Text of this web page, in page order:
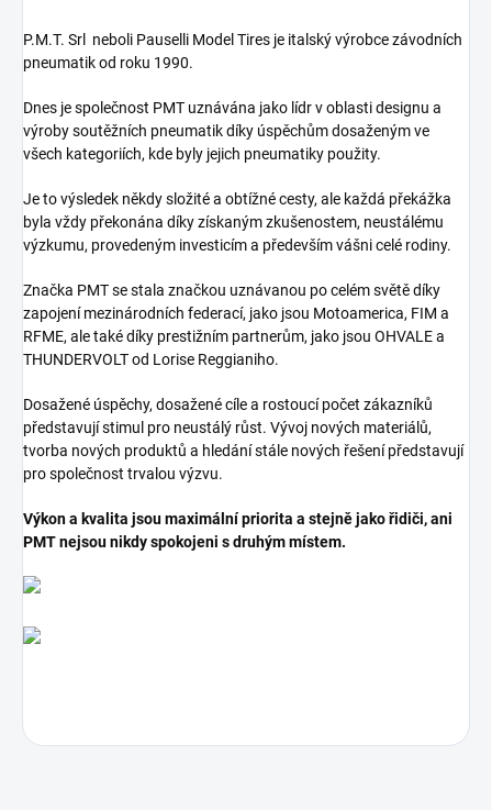
P.M.T. Srl neboli Pauselli Model Tires je italský výrobce závodních
pneumatik od roku 1990.
Dnes je společnost PMT uznávána jako lídr v oblasti designu a
výroby soutěžních pneumatik díky úspěchům dosaženým ve
všech kategoriích, kde byly jejich pneumatiky použity.
Je to výsledek někdy složité a obtížné cesty, ale každá překážka
byla vždy překonána díky získaným zkušenostem, neustálému
výzkumu, provedeným investicím a především vášni celé rodiny.
Značka PMT se stala značkou uznávanou po celém světě díky
zapojení mezinárodních federací, jako jsou Motoamerica, FIM a
RFME, ale také díky prestižním partnerům, jako jsou OHVALE a
THUNDERVOLT od Lorise Reggianiho.
Dosažené úspěchy, dosažené cíle a rostoucí počet zákazníků
představují stimul pro neustálý růst. Vývoj nových materiálů,
tvorba nových produktů a hledání stále nových řešení představují
pro společnost trvalou výzvu.
Výkon a kvalita jsou maximální priorita a stejně jako řidiči, ani
PMT nejsou nikdy spokojeni s druhým místem.